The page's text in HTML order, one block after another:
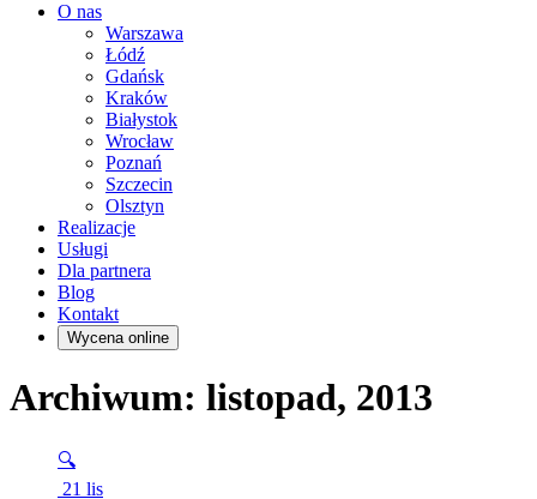
O nas
Warszawa
Łódź
Gdańsk
Kraków
Białystok
Wrocław
Poznań
Szczecin
Olsztyn
Realizacje
Usługi
Dla partnera
Blog
Kontakt
Wycena online
Archiwum: listopad, 2013
🔍
21 lis